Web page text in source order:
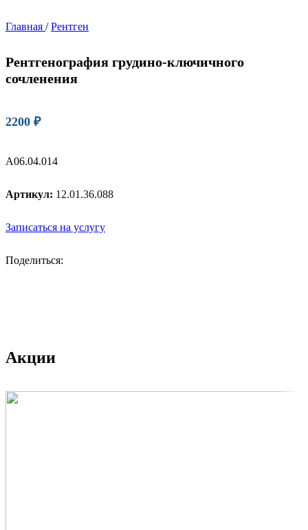
Главная / Рентген
Рентгенография грудино-ключичного
сочленения
2200 ₽
A06.04.014
Артикул: 12.01.36.088
Записаться на услугу
Поделиться:
Акции